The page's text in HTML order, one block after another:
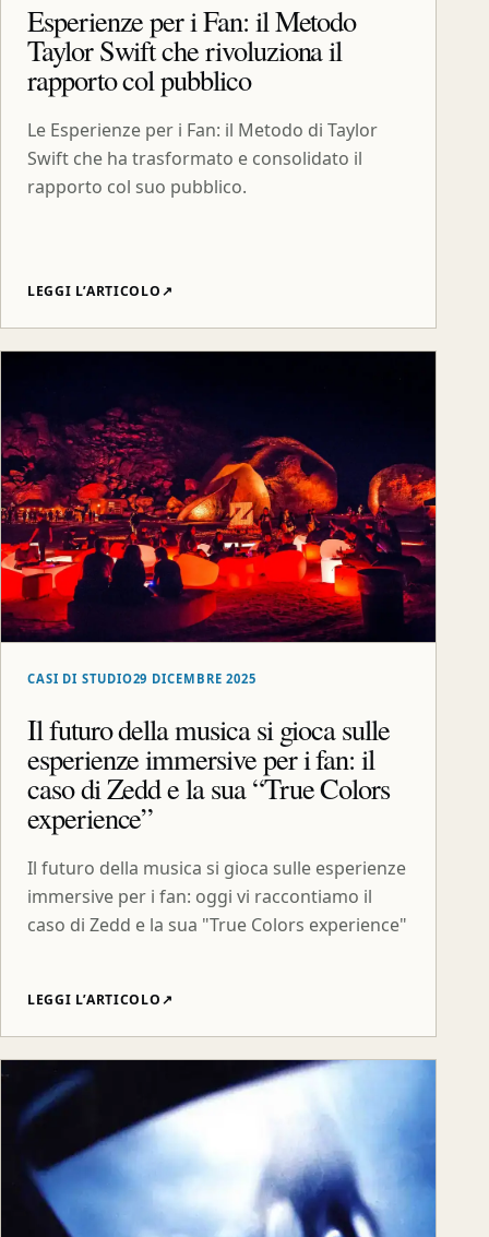
Esperienze per i Fan: il Metodo
Taylor Swift che rivoluziona il
rapporto col pubblico
Le Esperienze per i Fan: il Metodo di Taylor
Swift che ha trasformato e consolidato il
rapporto col suo pubblico.
LEGGI L’ARTICOLO↗
CASI DI STUDIO29 DICEMBRE 2025
Il futuro della musica si gioca sulle
esperienze immersive per i fan: il
caso di Zedd e la sua “True Colors
experience”
Il futuro della musica si gioca sulle esperienze
immersive per i fan: oggi vi raccontiamo il
caso di Zedd e la sua "True Colors experience"
LEGGI L’ARTICOLO↗